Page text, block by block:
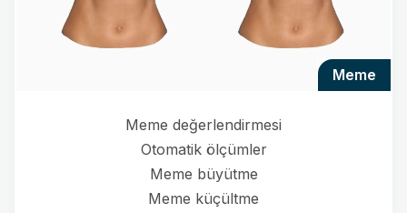
meme
Meme değerlendirmesi
Otomatik ölçümler
Meme büyütme
Meme küçültme